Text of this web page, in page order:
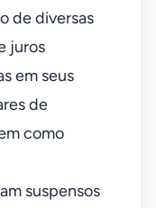
de diversas
juros
em seus
de
como
suspensos